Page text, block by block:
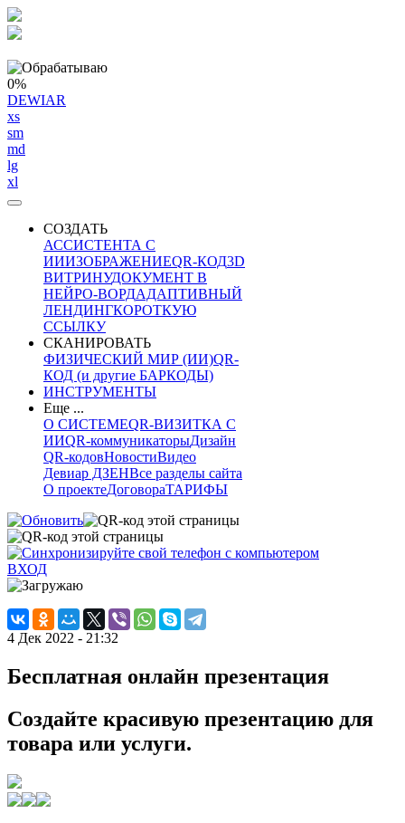
0%
DEWIAR
xs
sm
md
lg
xl
СОЗДАТЬ
АССИСТЕНТА С
ИИИЗОБРАЖЕНИЕQR-КОД3D
ВИТРИНУДОКУМЕНТ В
НЕЙРО-ВОРДАДАПТИВНЫЙ
ЛЕНДИНГКОРОТКУЮ
ССЫЛКУ
СКАНИРОВАТЬ
ФИЗИЧЕСКИЙ МИР (ИИ)QR-
КОД (и другие БАРКОДЫ)
ИНСТРУМЕНТЫ
Еще ...
О СИСТЕМЕQR-ВИЗИТКА С
ИИQR-коммуникаторыДизайн
QR-кодовНовостиВидео
Девиар ДЗЕНВсе разделы сайта
О проектеДоговораТАРИФЫ
ВХОД
4 Дек 2022 - 21:32
Бесплатная онлайн презентация
Создайте красивую презентацию для
товара или услуги.